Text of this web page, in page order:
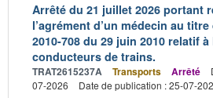
Arrêté du 21 juillet 2026 portant
l’agrément d’un médecin au
2010-708 du 29 juin 2010 relatif
conducteurs de trains.
TRAT2615237A Transports Arrêté
07-2026
Date de publication : 25-07-